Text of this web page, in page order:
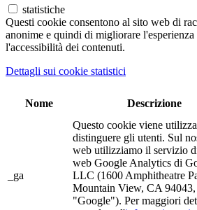
statistiche
Questi cookie consentono al sito web di
anonime e quindi di migliorare
l'accessibilità dei contenuti.
Dettagli sui cookie statistici
Nome Descrizione
_ga
Questo cookie viene
distinguere gli utenti. Sul
web utilizziamo il servizio
web Google Analytics di
LLC (1600 Amphitheatre
Mountain View, CA
"Google"). Per maggiori